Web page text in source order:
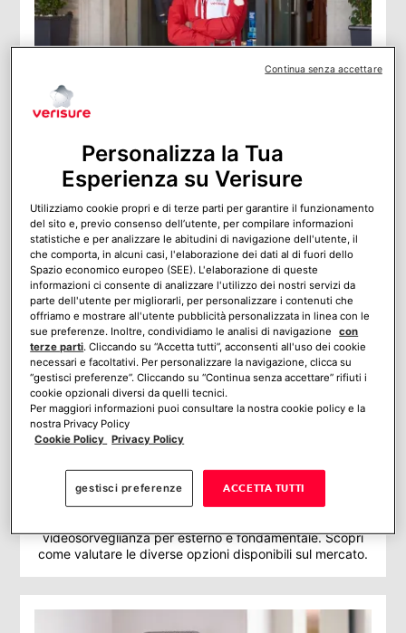
Negozio di allarmi e sistemi di sicurezza: come
Sei alla ricerca di un negozio di allarmi e sistemi di
sicurezza per installare un impianto di allarme? Verisure
offre un sistema di allarme completo con tutti i servizi di
installazione e manutenzione.
Impianto di videosorveglianza per esterno:
scegli il più adatto a te
Per assicurarti un’adeguata sorveglianza della tua
videosorveglianza per esterno è fondamentale. Scopri
come valutare le diverse opzioni disponibili sul mercato.
Personalizza la Tua
Esperienza su Verisure
Utilizziamo cookie propri e di terze parti per garantire il funzionamento
del sito e, previo consenso dell’utente, per compilare informazioni
statistiche e per analizzare le abitudini di navigazione dell'utente, il
che comporta, in alcuni casi, l'elaborazione dei dati al di fuori dello
Spazio economico europeo (SEE). L'elaborazione di queste
informazioni ci consente di analizzare l'utilizzo dei nostri servizi da
parte dell'utente per migliorarli, per personalizzare i contenuti che
offriamo e mostrare all'utente pubblicità personalizzata in linea con le
sue preferenze. Inoltre, condividiamo le analisi di navigazione
con
terze parti. Cliccando su “Accetta tutti”, acconsenti all'uso dei cookie
necessari e facoltativi. Per personalizzare la navigazione, clicca su
“gestisci preferenze”. Cliccando su “Continua senza accettare” rifiuti i
cookie opzionali diversi da quelli tecnici.
Per maggiori informazioni puoi consultare la nostra cookie policy e la
nostra Privacy Policy
Cookie Policy Privacy Policy
gestisci preferenze ACCETTA TUTTI
Continua senza accettare